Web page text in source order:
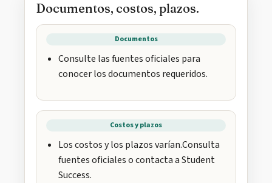
Documentos, costos, plazos.
Documentos
Consulte las fuentes oficiales para
conocer los documentos requeridos.
Costos y plazos
Los costos y los plazos varían.Consulta
fuentes oficiales o contacta a Student
Success.